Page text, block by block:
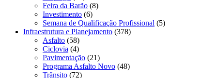
Feira da Barão (8)
Investimento (6)
Semana de Qualificação Profissional (5)
Infraestrutura e Planejamento (378)
Asfalto (58)
Ciclovia (4)
Pavimentação (21)
Programa Asfalto Novo (48)
Trânsito (72)